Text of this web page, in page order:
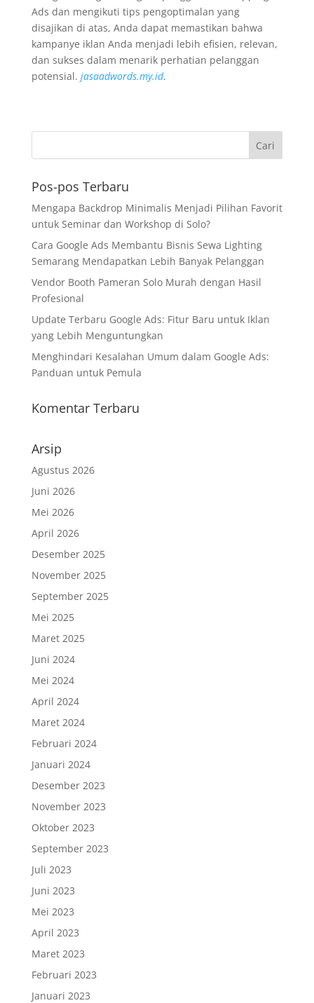
Ads dan mengikuti tips pengoptimalan yang
disajikan di atas, Anda dapat memastikan bahwa
kampanye iklan Anda menjadi lebih efisien, relevan,
dan sukses dalam menarik perhatian pelanggan
potensial. jasaadwords.my.id.
Pos-pos Terbaru
Mengapa Backdrop Minimalis Menjadi Pilihan Favorit
untuk Seminar dan Workshop di Solo?
Cara Google Ads Membantu Bisnis Sewa Lighting
Semarang Mendapatkan Lebih Banyak Pelanggan
Vendor Booth Pameran Solo Murah dengan Hasil
Profesional
Update Terbaru Google Ads: Fitur Baru untuk Iklan
yang Lebih Menguntungkan
Menghindari Kesalahan Umum dalam Google Ads:
Panduan untuk Pemula
Komentar Terbaru
Arsip
Agustus 2026
Juni 2026
Mei 2026
April 2026
Desember 2025
November 2025
September 2025
Mei 2025
Maret 2025
Juni 2024
Mei 2024
April 2024
Maret 2024
Februari 2024
Januari 2024
Desember 2023
November 2023
Oktober 2023
September 2023
Juli 2023
Juni 2023
Mei 2023
April 2023
Maret 2023
Februari 2023
Januari 2023